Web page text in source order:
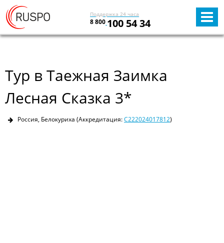
Поддержка 24 часа
8 800 100 54 34
Тур в Таежная Заимка
Лесная Сказка 3*
Россия, Белокуриха (Аккредитация:С222024017812)